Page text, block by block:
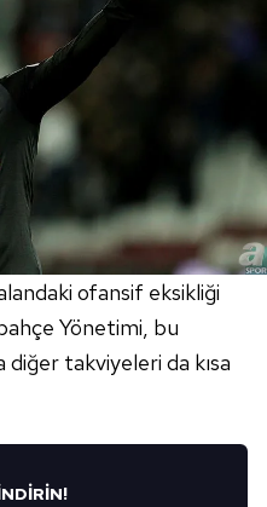
ofansif eksikliği
Yönetimi, bu
takviyeleri da kısa